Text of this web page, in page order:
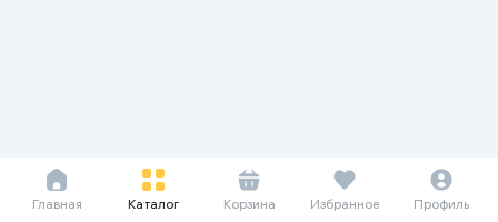
Главная Каталог Корзина Избранное Профиль